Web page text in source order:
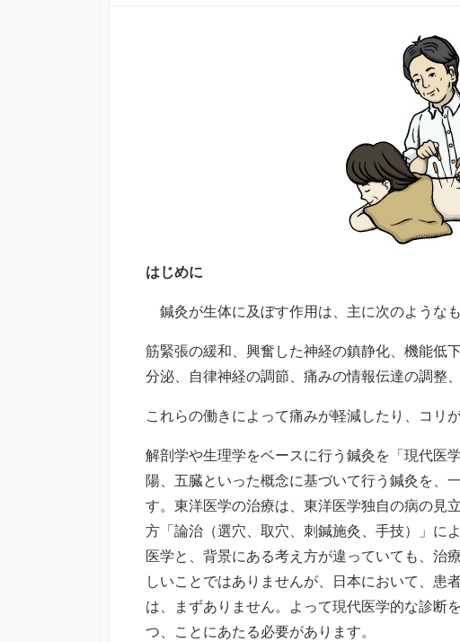
はじめに
鍼灸が生体に及ぼす作用は、主に次のようなも
筋緊張の緩和、興奮した神経の鎮静化、機能低
分泌、自律神経の調節、痛みの情報伝達の調整
これらの働きによって痛みが軽減したり、コリ
解剖学や生理学をベースに行う鍼灸を「現代医
陽、五臓といった概念に基づいて行う鍼灸を、
す。東洋医学の治療は、東洋医学独自の病の見
方「論治（選穴、取穴、刺鍼施灸、手技）」に
医学と、背景にある考え方が違っていても、治
しいことではありませんが、日本において、患
は、まずありません。よって現代医学的な診断
つ、ことにあたる必要があります。